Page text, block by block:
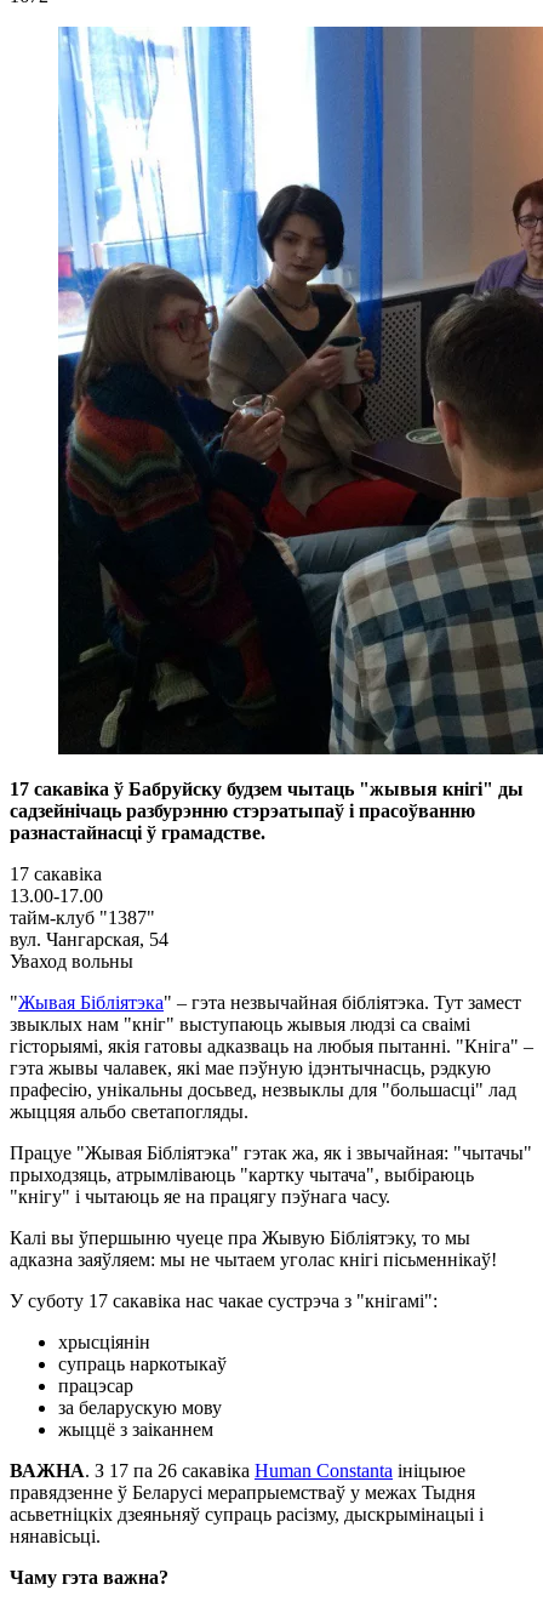
17 сакавіка ў Бабруйску будзем чытаць "жывыя кнігі" ды
садзейнічаць разбурэнню стэрэатыпаў і прасоўванню
разнастайнасці ў грамадстве.
17 сакавіка
13.00-17.00
тайм-клуб "1387"
вул. Чангарская, 54
Уваход вольны
"Жывая Бібліятэка" – гэта незвычайная бібліятэка. Тут замест
звыклых нам "кніг" выступаюць жывыя людзі са сваімі
гісторыямі, якія гатовы адказваць на любыя пытанні. "Кніга" –
гэта жывы чалавек, які мае пэўную ідэнтычнасць, рэдкую
прафесію, унікальны досьвед, незвыклы для "большасці" лад
жыццяя альбо светапогляды.
Працуе "Жывая Бібліятэка" гэтак жа, як і звычайная: "чытачы"
прыходзяць, атрымліваюць "картку чытача", выбіраюць
"кнігу" і чытаюць яе на працягу пэўнага часу.
Калі вы ўпершыню чуеце пра Жывую Бібліятэку, то мы
адказна заяўляем: мы не чытаем уголас кнігі пісьменнікаў!
У суботу 17 сакавіка нас чакае сустрэча з "кнігамі":
хрысціянін
супраць наркотыкаў
працэсар
за беларускую мову
жыццё з заіканнем
ВАЖНА. З 17 па 26 сакавіка Human Constanta ініцыюе
правядзенне ў Беларусі мерапрыемстваў у межах Тыдня
асьветніцкіх дзеяньняў супраць расізму, дыскрымінацыі і
нянавісьці.
Чаму гэта важна?